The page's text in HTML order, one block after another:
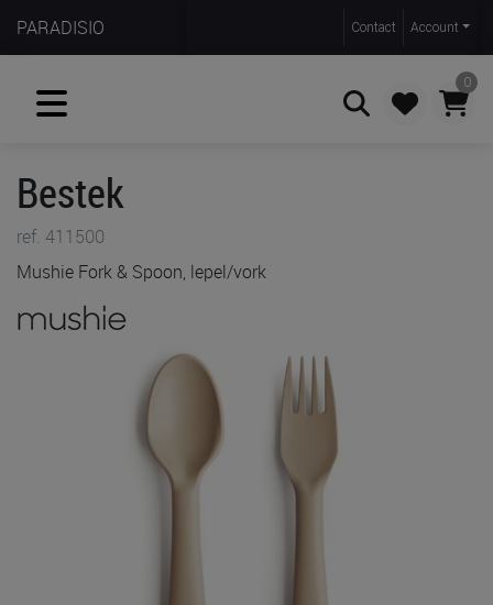
PARADISIO Contact Account
0
Bestek
ref. 411500
Mushie Fork & Spoon, lepel/vork